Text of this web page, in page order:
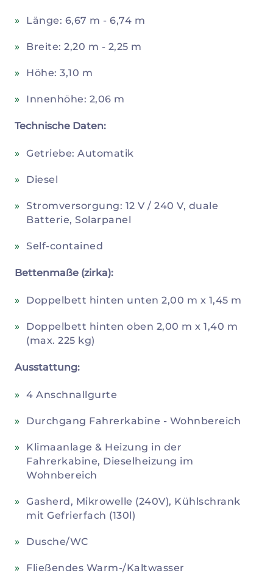
Länge: 6,67 m - 6,74 m
Breite: 2,20 m - 2,25 m
Höhe: 3,10 m
Innenhöhe: 2,06 m
Technische Daten:
Getriebe: Automatik
Diesel
Stromversorgung: 12 V / 240 V, duale
Batterie, Solarpanel
Self-contained
Bettenmaße (zirka):
Doppelbett hinten unten 2,00 m x 1,45 m
Doppelbett hinten oben 2,00 m x 1,40 m
(max. 225 kg)
Ausstattung:
4 Anschnallgurte
Durchgang Fahrerkabine - Wohnbereich
Klimaanlage & Heizung in der
Fahrerkabine, Dieselheizung im
Wohnbereich
Gasherd, Mikrowelle (240V), Kühlschrank
mit Gefrierfach (130l)
Dusche/WC
Fließendes Warm-/Kaltwasser